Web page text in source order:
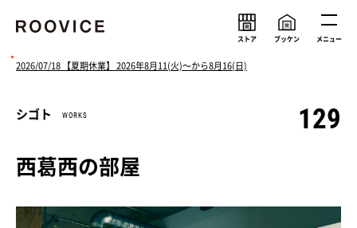
ブッケン
ストア メニュー
ルーヴィスの考え
会社情報
2026/07/18 【夏期休業】 2026年8月11(火)〜から8月16(日)
シゴト WORKS 129
西葛西の部屋